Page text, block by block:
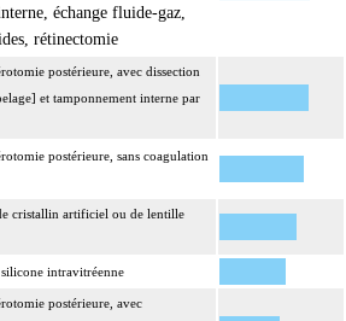
échange fluide-gaz,
rétinectomie
postérieure, avec dissection
et tamponnement interne par
postérieure, sans coagulation
cristallin artificiel ou de lentille
intravitréenne
postérieure, avec